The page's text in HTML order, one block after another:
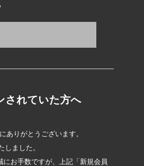
されていた方へ
ありがとうございます。
ました。
お手数ですが、上記「新規会員